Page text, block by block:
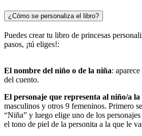
¿Cómo se personaliza el libro?
Puedes crear tu libro de princesas
pasos, ¡tú eliges!:
El nombre del niño o de la niña:
del cuento.
El personaje que representa al niño/a la
masculinos y otros 9 femeninos. Primero
“Niña” y luego elige uno de los
el tono de piel de la personita a la que le